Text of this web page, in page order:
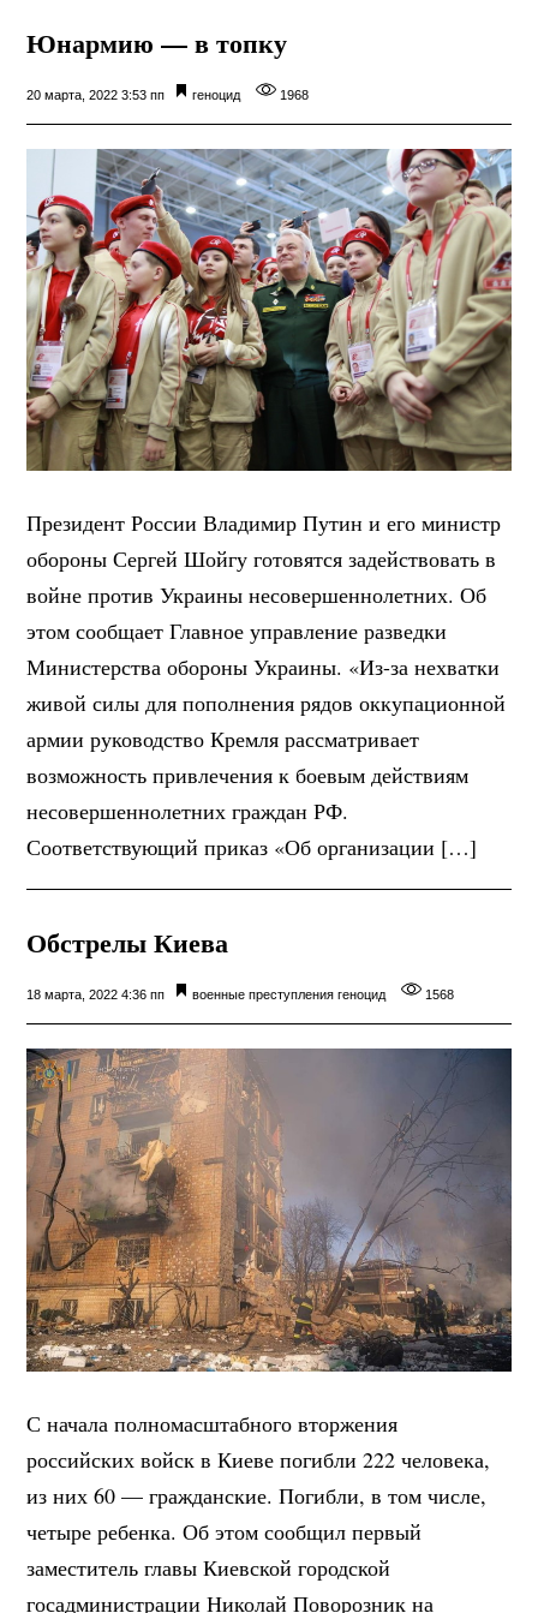
Юнармию — в топку
20 марта, 2022 3:53 пп геноцид 1968
Президент России Владимир Путин и его министр
обороны Сергей Шойгу готовятся задействовать в
войне против Украины несовершеннолетних. Об
этом сообщает Главное управление разведки
Министерства обороны Украины. «Из-за нехватки
живой силы для пополнения рядов оккупационной
армии руководство Кремля рассматривает
возможность привлечения к боевым действиям
несовершеннолетних граждан РФ.
Соответствующий приказ «Об организации […]
Обстрелы Киева
18 марта, 2022 4:36 пп военные преступления геноцид 1568
С начала полномасштабного вторжения
российских войск в Киеве погибли 222 человека,
из них 60 — гражданские. Погибли, в том числе,
четыре ребенка. Об этом сообщил первый
заместитель главы Киевской городской
госадминистрации Николай Поворозник на